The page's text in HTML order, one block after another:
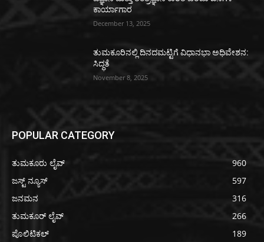
ಕಾರ್ಯಾಗಾರ
December 13, 2025
ತುಮಕೂರಿನಲ್ಲಿ ದಿನದಮಟ್ಟಿಗೆ ವಿಧಾನಭಾ ಅಧಿವೇಶನ:
ಸಿದ್ಧತೆ
November 8, 2025
POPULAR CATEGORY
ತುಮಕೂರು ಲೈವ್
960
ಜಸ್ಟ್ ನ್ಯೂಸ್
597
ಜನಮನ
316
ತುಮಕೂರ್ ಲೈವ್
266
ಪೊಲಿಟಿಕಲ್
189